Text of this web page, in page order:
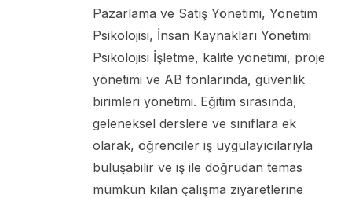
Pazarlama ve Satış Yönetimi, Yönetim
Psikolojisi, İnsan Kaynakları Yönetimi
Psikolojisi İşletme, kalite yönetimi, proje
yönetimi ve AB fonlarında, güvenlik
birimleri yönetimi. Eğitim sırasında,
geleneksel derslere ve sınıflara ek
olarak, öğrenciler iş uygulayıcılarıyla
buluşabilir ve iş ile doğrudan temas
mümkün kılan çalışma ziyaretlerine